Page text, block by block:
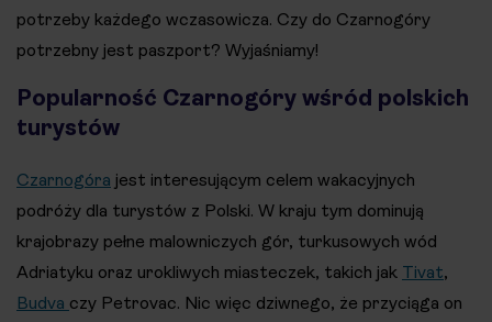
potrzeby każdego wczasowicza. Czy do Czarnogóry
potrzebny jest paszport? Wyjaśniamy!
Popularność Czarnogóry wśród polskich
turystów
Czarnogóra jest interesującym celem wakacyjnych
podróży dla turystów z Polski. W kraju tym dominują
krajobrazy pełne malowniczych gór, turkusowych wód
Adriatyku oraz urokliwych miasteczek, takich jak Tivat,
Budva czy Petrovac. Nic więc dziwnego, że przyciąga on